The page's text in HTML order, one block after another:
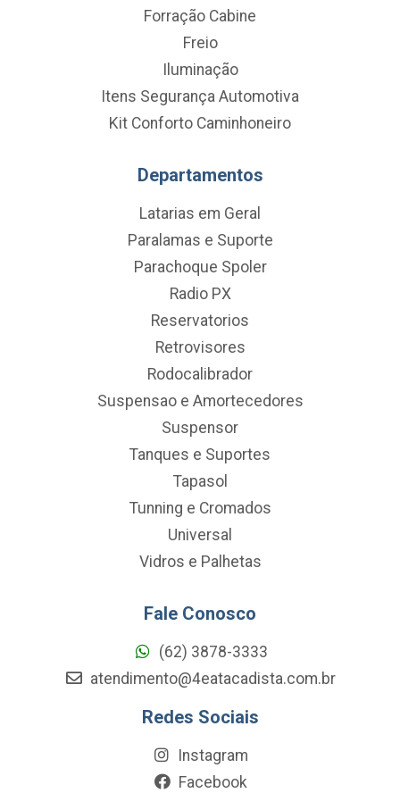
Forração Cabine
Freio
Iluminação
Itens Segurança Automotiva
Kit Conforto Caminhoneiro
Departamentos
Latarias em Geral
Paralamas e Suporte
Parachoque Spoler
Radio PX
Reservatorios
Retrovisores
Rodocalibrador
Suspensao e Amortecedores
Suspensor
Tanques e Suportes
Tapasol
Tunning e Cromados
Universal
Vidros e Palhetas
Fale Conosco
(62) 3878-3333
atendimento@4eatacadista.com.br
Redes Sociais
Instagram
Facebook